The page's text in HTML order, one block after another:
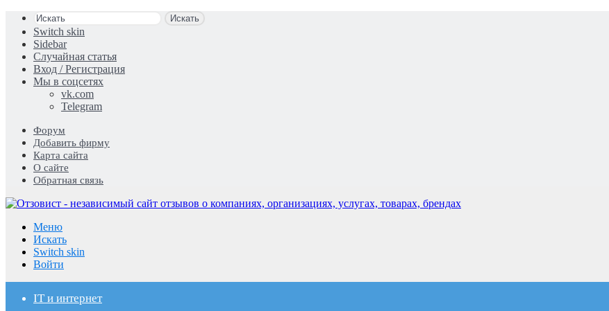
Искать
Switch skin
Sidebar
Случайная статья
Вход / Регистрация
Мы в соцсетях
vk.com
Telegram
Форум
Добавить фирму
Карта сайта
О сайте
Обратная связь
Меню
Искать
Switch skin
Войти
IT и интернет